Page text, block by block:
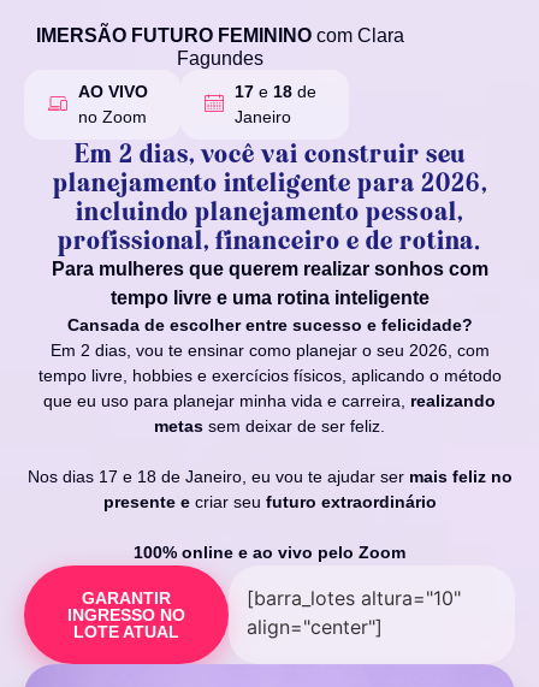
IMERSÃO FUTURO FEMININO com Clara
Fagundes
AO VIVO
no Zoom
17 e 18 de
Janeiro
Em 2 dias, você vai construir seu
planejamento inteligente para 2026,
incluindo planejamento pessoal,
profissional, financeiro e de rotina.
Para mulheres que querem realizar sonhos com
tempo livre e uma rotina inteligente
Cansada de escolher entre sucesso e felicidade?
Em 2 dias, vou te ensinar como planejar o seu 2026, com
tempo livre, hobbies e exercícios físicos, aplicando o método
que eu uso para planejar minha vida e carreira, realizando
metas sem deixar de ser feliz.
Nos dias 17 e 18 de Janeiro, eu vou te ajudar ser mais feliz no
presente ecriar seu futuro extraordinário
100% online e ao vivo pelo Zoom
GARANTIR
INGRESSO NO
LOTE ATUAL
[barra_lotes altura="10"
align="center"]